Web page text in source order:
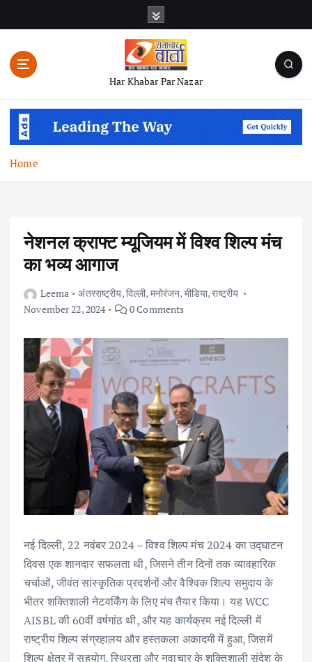
n
Har Khabar Par Nazar
Home
नेशनल क्राफ्ट म्यूजियम में विश्व शिल्प मंच
का भव्य आगाज
Leema अंतरराष्ट्रीय,दिल्ली, मनोरंजन, मीडिया,राष्ट्रीय
November 22, 2024
0 Comments
नई दिल्ली, 22 नवंबर 2024 – विश्व शिल्प मंच 2024 का उद्घाटन
दिवस एक शानदार सफलता थी, जिसने तीन दिनों तक व्यावहारिक
चर्चाओं, जीवंत सांस्कृतिक प्रदर्शनों और वैश्विक शिल्प समुदाय के
भीतर शक्तिशाली नेटवर्किंग के लिए मंच तैयार किया। यह WCC
AISBL की 60वीं वर्षगांठ थी, और यह कार्यक्रम नई दिल्ली में
राष्ट्रीय शिल्प संग्रहालय और हस्तकला अकादमी में हुआ, जिसमें
शिल्प क्षेत्र में सहयोग, स्थिरता और नवाचार के शक्तिशाली संदेश के